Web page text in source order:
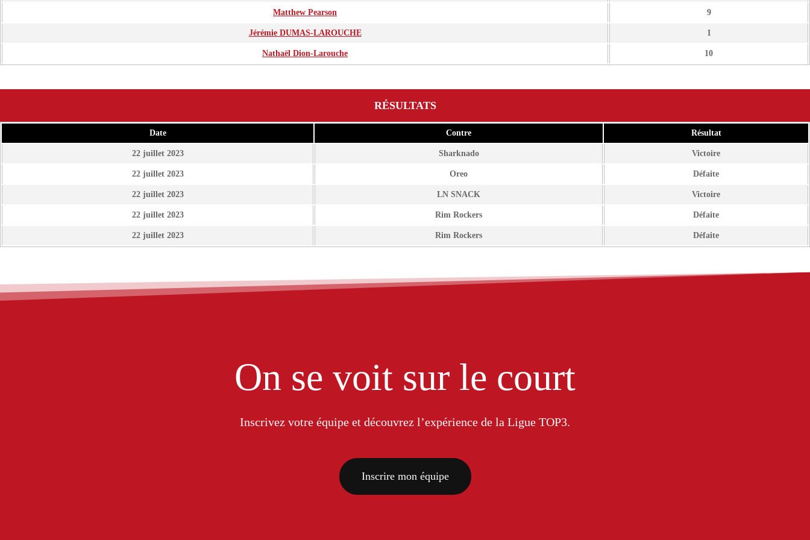
Matthew Pearson 9
Jérémie DUMAS-LAROUCHE 1
Nathaël Dion-Larouche 10
RÉSULTATS
Date Contre Résultat
22 juillet 2023 Sharknado Victoire
22 juillet 2023 Oreo Défaite
22 juillet 2023 LN SNACK Victoire
22 juillet 2023 Rim Rockers Défaite
22 juillet 2023 Rim Rockers Défaite
On se voit sur le court
Inscrivez votre équipe et découvrez l’expérience de la Ligue TOP3.
Inscrire mon équipe